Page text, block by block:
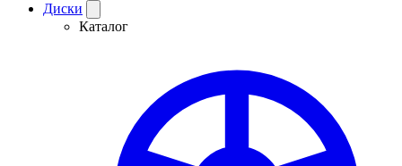
Диски
Каталог